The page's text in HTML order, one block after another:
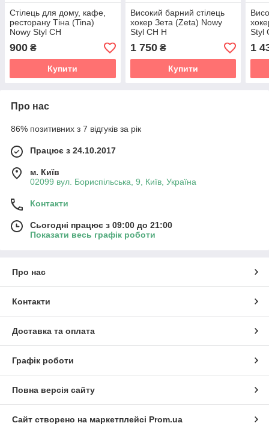
Стілець для дому, кафе,
ресторану Тіна (Tina)
Nowy Styl CH
900 ₴
Купити
Високий барний стілець
хокер Зета (Zeta) Nowy
Styl СН Н
1 750₴
Купити
Styl
1
Про нас
86% позитивних з 7 відгуків за рік
Працює з 24.10.2017
м. Київ
02099 вул. Бориспільська, 9, Київ, Україна
Контакти
Сьогодні працює з 09:00 до 21:00
Показати весь графік роботи
Про нас
Контакти
Доставка та оплата
Графік роботи
Повна версія сайту
Сайт створено на маркетплейсі Prom.ua